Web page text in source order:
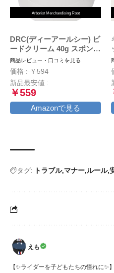
Arborist Merchandising Root
DRC(ディーアールシー) ビ
ードクリーム 40g スポンジ
付属
商品レビュー・口コミを見る
価格 : ￥594
新品最安値 :
￥559
Amazonで見る
タグ: トラブル マナー ルール
えも
【✨ライダーを子どもたちの憧れに